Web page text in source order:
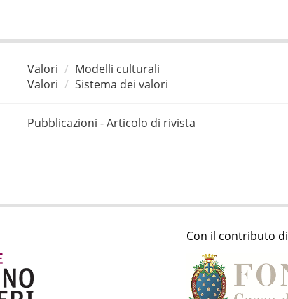
Valori
Modelli culturali
Valori
Sistema dei valori
Pubblicazioni - Articolo di rivista
Con il contributo di